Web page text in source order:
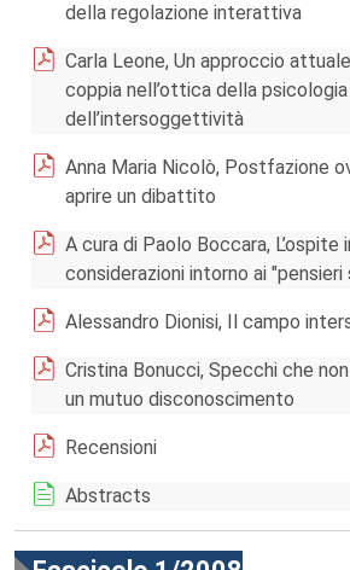
della regolazione interattiva
Carla Leone, Un approccio
coppia nell’ottica della
dell’intersoggettività
Anna Maria Nicolò, Postfazione
aprire un dibattito
A cura di Paolo Boccara,
considerazioni intorno ai
Alessandro Dionisi, Il campo
Cristina Bonucci, Specchi che
un mutuo disconoscimento
Recensioni
Abstracts